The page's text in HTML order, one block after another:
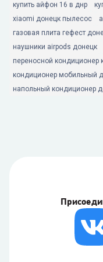
купить айфон 16 в днр
xiaomi донецк пылесос
газовая плита гефест
наушники airpods донецк
переносной кондиционер
кондиционер мобильный
напольный кондиционер